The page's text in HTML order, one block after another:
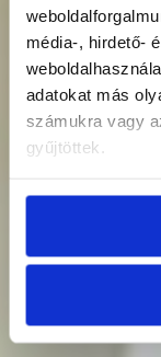
média-, hirdető-
adatokat más
számukra vagy
gyűjtöttek.